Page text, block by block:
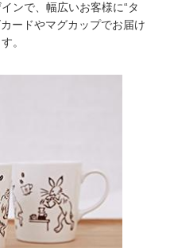
ンで、幅広いお客様に“タ
ードやマグカップでお届け
。